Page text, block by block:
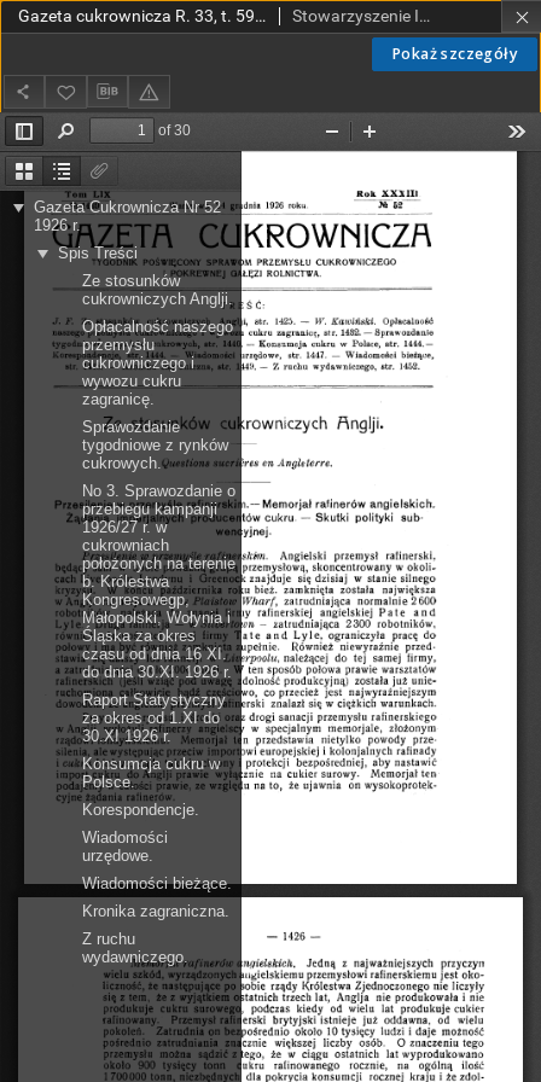
Pokaż szczegóły
Gazeta cukrownicza R. 33, t. 59 nr 52 (1926) Stowarzyszenie Inżynierów i Techników Przemysłu Rolnego i Spożywczego.